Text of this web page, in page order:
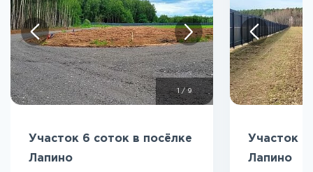
1 / 9
Участок 6 соток в посёлке
Лапино
Участок 8
Лапино